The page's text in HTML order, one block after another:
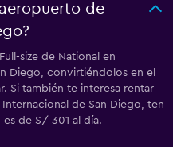
de
size de National en
Diego, convirtiéndolos en el
Si también te interesa rentar
de San Diego, ten
de S/ 301 al día.